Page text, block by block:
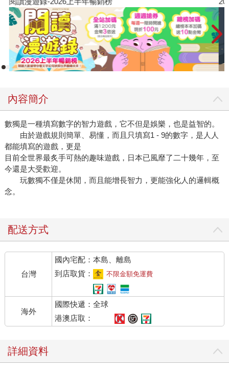
內容簡介
數獨是一種填寫數字的智力遊戲，它不但是娛樂，也是益智的。
由於遊戲規則簡單、易懂，而且只填寫1 - 9的數字，是人人
都能填寫的遊戲，更是
目前全世界最炙手可熱的趣味遊戲，日本已風靡了二十幾年，至
今還是大受歡迎。
玩數獨不僅是休閒，而且能增長智力，更能強化人的邏輯概
念。
配送方式
台灣
國內宅配：本島、離島
到店取貨：
不限金額免運費
海外
國際快遞：全球
港澳店取：
詳細資料